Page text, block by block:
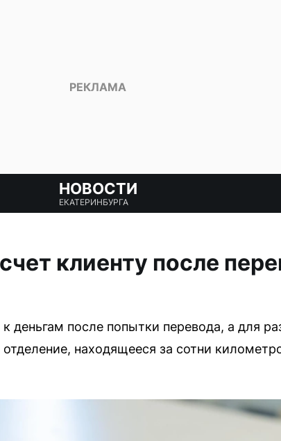
НОВОСТИ
ЕКАТЕРИНБУРГА
клиенту после
деньгам после попытки перевода, а для
находящееся за сотни